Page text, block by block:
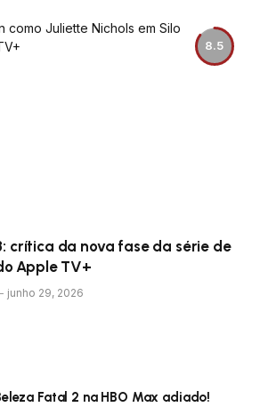
8.5
crítica da nova fase da série de
Apple TV+
junho 29, 2026
Fatal 2 na HBO Max adiado!